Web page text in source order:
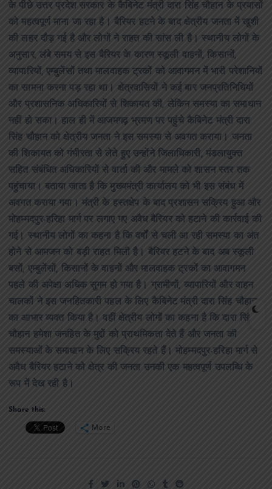
के पीछे उत्तर प्रदेश सरकार के कैबिनेट मंत्री दारा सिंह चौहान के प्रयासों
को महत्वपूर्ण माना जा रहा है। बैरियर हटने के बाद क्षेत्रीय जनता में खुशी
की लहर दौड़ गई है और लोगों ने राहत की सांस ली है। स्थानीय लोगों के
अनुसार, लंबे समय से इस बैरियर के कारण स्कूली वाहनों, किसानों,
व्यापारियों, एम्बुलेंसों तथा मालवाहक ट्रकों को आवागमन में भारी परेशानियों
का सामना करना पड़ रहा था। क्षेत्रवासियों ने कई बार जनप्रतिनिधियों
और प्रशासनिक अधिकारियों से शिकायत की, लेकिन समस्या का समाधान
नहीं हो सका। हाल ही में आजमगढ़ भ्रमण पर पहुंचे कैबिनेट मंत्री दारा
सिंह चौहान को क्षेत्रीय जनता ने इस समस्या से अवगत कराया। जनता
की शिकायत को गंभीरता से लेते हुए उन्होंने जिलाधिकारी, मंडलायुक्त
सहित संबंधित अधिकारियों से वार्ता की और मामले को शासन स्तर तक
पहुंचाया। बताया जाता है कि मुख्यमंत्री कार्यालय को भी इस संबंध में
अवगत कराया गया। मंत्री के हस्तक्षेप के बाद प्रशासन सक्रिय हुआ और
मोहम्मदपुर-हरिहा मार्ग पर लगाए गए अवैध बैरियर को हटाने की कार्रवाई की
गई। स्थानीय लोगों का कहना है कि वर्षों से चली आ रही समस्या का अंत
होने से आमजन को बड़ी राहत मिली है। बैरियर हटने के बाद अब स्कूली
बसों, एम्बुलेंसों, किसानों के वाहनों और मालवाहक ट्रकों का आवागमन
पहले की अपेक्षा अधिक सुगम हो गया है। ग्रामीणों, व्यापारियों और वाहन
चालकों ने इस जनहितकारी पहल के लिए कैबिनेट मंत्री दारा सिंह चौहान
का आभार व्यक्त किया है। वहीं क्षेत्रीय लोगों का कहना है कि दारा सिंह
चौहान हमेशा जनहित के मुद्दों को प्राथमिकता देते हैं और जनता की
समस्याओं के समाधान के लिए सक्रिय रहते हैं। मोहम्मदपुर-हरिहा मार्ग से
अवैध बैरियर हटाने को क्षेत्र की जनता उनकी एक महत्वपूर्ण उपलब्धि के
रूप में देख रही है।
Share this:
More